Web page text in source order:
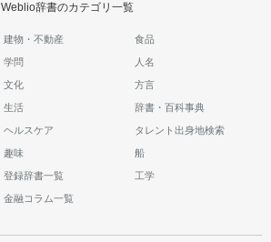
Weblio辞書のカテゴリ一覧
建物・不動産 食品
学問 人名
文化 方言
生活 辞書・百科事典
ヘルスケア タレント出身地検索
趣味 船
登録辞書一覧 工学
金融コラム一覧